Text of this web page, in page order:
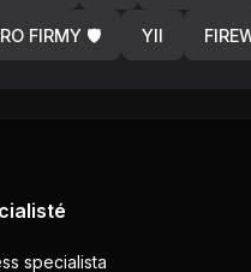
FIRMY 🛡️ YII
specialista